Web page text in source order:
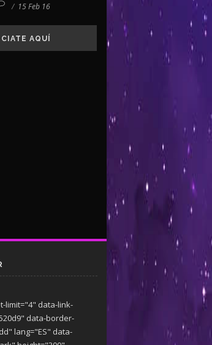
/ 15 Feb 16
AQUÍ
limit="4" data-link-
data-border-
lang="ES" data-